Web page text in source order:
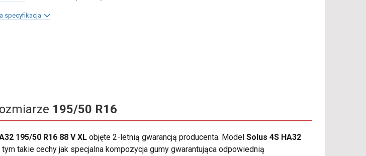
specyfikacja
195/50 R16
195/50 R16 88 V XL objęte 2-letnią gwarancją producenta. Model Solus 4S HA32
takie cechy jak specjalna kompozycja gumy gwarantująca odpowiednią